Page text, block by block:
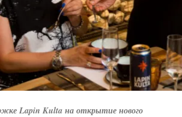
Lapin Kulta на открытие нового